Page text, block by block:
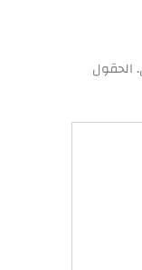
الحقول